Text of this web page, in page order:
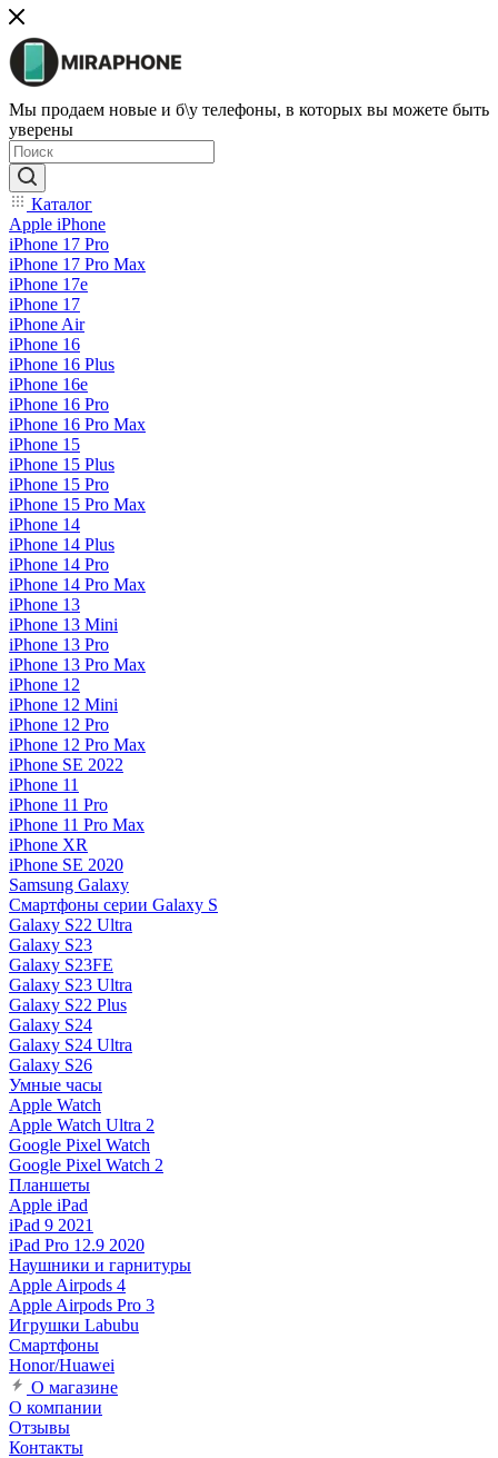
Мы продаем новые и б\у телефоны, в которых вы можете быть
уверены
Каталог
Apple iPhone
iPhone 17 Pro
iPhone 17 Pro Max
iPhone 17e
iPhone 17
iPhone Air
iPhone 16
iPhone 16 Plus
iPhone 16e
iPhone 16 Pro
iPhone 16 Pro Max
iPhone 15
iPhone 15 Plus
iPhone 15 Pro
iPhone 15 Pro Max
iPhone 14
iPhone 14 Plus
iPhone 14 Pro
iPhone 14 Pro Max
iPhone 13
iPhone 13 Mini
iPhone 13 Pro
iPhone 13 Pro Max
iPhone 12
iPhone 12 Mini
iPhone 12 Pro
iPhone 12 Pro Max
iPhone SE 2022
iPhone 11
iPhone 11 Pro
iPhone 11 Pro Max
iPhone XR
iPhone SE 2020
Samsung Galaxy
Смартфоны серии Galaxy S
Galaxy S22 Ultra
Galaxy S23
Galaxy S23FE
Galaxy S23 Ultra
Galaxy S22 Plus
Galaxy S24
Galaxy S24 Ultra
Galaxy S26
Умные часы
Apple Watch
Apple Watch Ultra 2
Google Pixel Watch
Google Pixel Watch 2
Планшеты
Apple iPad
iPad 9 2021
iPad Pro 12.9 2020
Наушники и гарнитуры
Apple Airpods 4
Apple Airpods Pro 3
Игрушки Labubu
Смартфоны
Honor/Huawei
О магазине
О компании
Отзывы
Контакты